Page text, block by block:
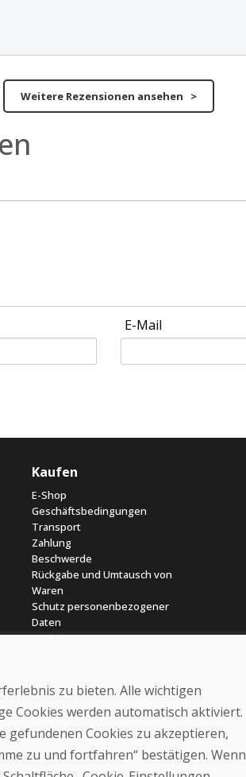
Weitere Rezensionen ansehen >
E-Mail
Kaufen
E-Shop
Geschäftsbedingungen
Transport
Zahlung
Beschwerde
Rückgabe und Umtausch von
Waren
Schutz personenbezogener
Daten
Cookies
© DOMIVOSPORT 2026, Alle Rechte vorbehalten
zu bieten. Alle wichtigen
Cookies werden automatisch aktiviert.
gefundenen Cookies zu akzeptieren,
zu und fortfahren“ bestätigen. Wenn